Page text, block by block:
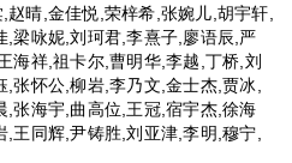
赵晴,金佳悦,荣梓希,张婉儿,胡宇轩,
梁咏妮,刘珂君,李熹子,廖语辰,严
海祥,祖卡尔,曹明华,李越,丁桥,刘
张怀公,柳岩,李乃文,金士杰,贾冰,
张海宇,曲高位,王冠,宿宇杰,徐海
王同辉,尹铸胜,刘亚津,李明,穆宁,